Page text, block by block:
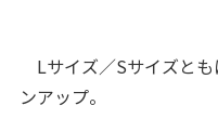
Lサイズ／Sサイズと
ンアップ。